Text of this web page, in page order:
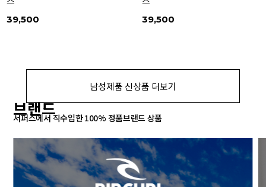
39,500 39,500
남성제품 신상품 더보기
브랜드
서퍼스에서 직수입한 100% 정품브랜드 상품